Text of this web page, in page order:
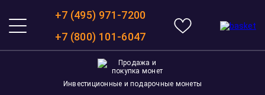
+7 (495) 971-7200
+7 (800) 101-6047
Инвестиционные и подарочные монеты